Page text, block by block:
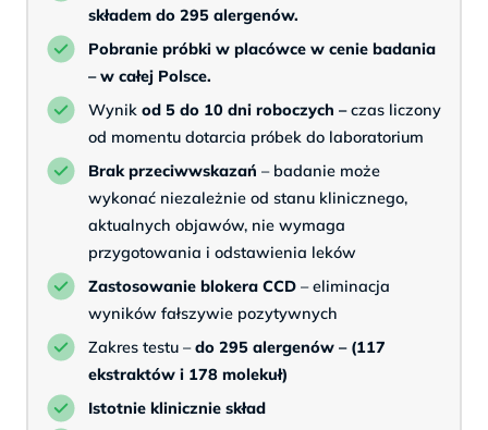
składem do 295 alergenów.
Pobranie próbki w placówce w cenie badania
– w całej Polsce.
Wynik od 5 do 10 dni roboczych –czas liczony
od momentu dotarcia próbek do laboratorium
Brak przeciwwskazań – badanie może
wykonać niezależnie od stanu klinicznego,
aktualnych objawów, nie wymaga
przygotowania i odstawienia leków
Zastosowanie blokera CCD – eliminacja
wyników fałszywie pozytywnych
Zakres testu –do 295 alergenów – (117
ekstraktów i 178 molekuł)
Istotnie klinicznie skład